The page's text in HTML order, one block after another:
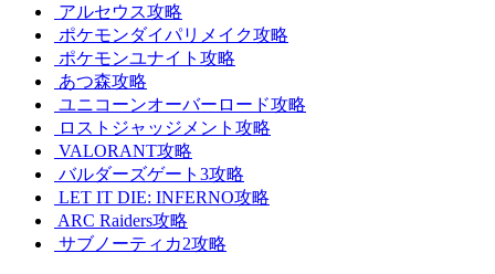
アルセウス攻略
ポケモンダイパリメイク攻略
ポケモンユナイト攻略
あつ森攻略
ユニコーンオーバーロード攻略
ロストジャッジメント攻略
VALORANT攻略
バルダーズゲート3攻略
LET IT DIE: INFERNO攻略
ARC Raiders攻略
サブノーティカ2攻略